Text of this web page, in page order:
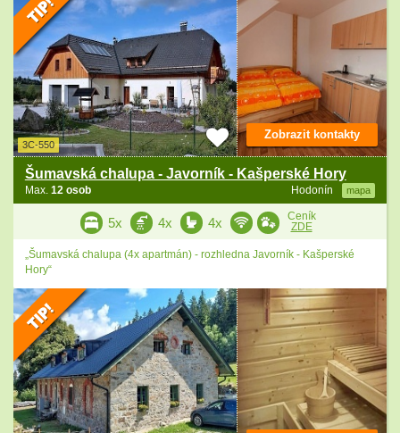
3C-550
Šumavská chalupa - Javorník - Kašperské Hory
Hodonín mapa
Max. 12 osob
Zobrazit kontakty
5x 4x 4x
Ceník
ZDE
„Šumavská chalupa (4x apartmán) - rozhledna Javorník - Kašperské
Hory“